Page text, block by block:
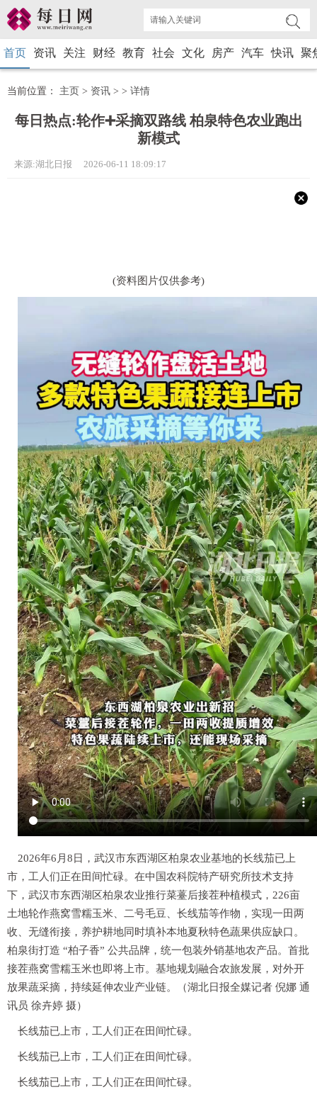
首页 资讯 关注 财经 教育 社会 文化 房产 汽车 快讯 聚
当前位置： 主页 > 资讯 > > 详情
每日热点:轮作➕采摘双路线 柏泉特色农业跑出
新模式
来源:湖北日报 2026-06-11 18:09:17
(资料图片仅供参考)
2026年6月8日，武汉市东西湖区柏泉农业基地的长线茄已上
市，工人们正在田间忙碌。在中国农科院特产研究所技术支持
下，武汉市东西湖区柏泉农业推行菜薹后接茬种植模式，226亩
土地轮作燕窝雪糯玉米、二号毛豆、长线茄等作物，实现一田两
收、无缝衔接，养护耕地同时填补本地夏秋特色蔬果供应缺口。
柏泉街打造 “柏子香” 公共品牌，统一包装外销基地农产品。首批
接茬燕窝雪糯玉米也即将上市。基地规划融合农旅发展，对外开
放果蔬采摘，持续延伸农业产业链。（湖北日报全媒记者 倪娜 通
讯员 徐卉婷 摄）
长线茄已上市，工人们正在田间忙碌。
长线茄已上市，工人们正在田间忙碌。
长线茄已上市，工人们正在田间忙碌。